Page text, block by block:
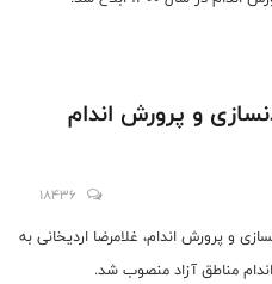
و پرورش اندام
18436
و پرورش اندام، غلامرضا اردیخانی به
مناطق آزاد منصوب شد.